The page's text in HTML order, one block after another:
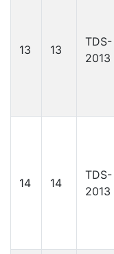
13 13
2013
14 14
2013